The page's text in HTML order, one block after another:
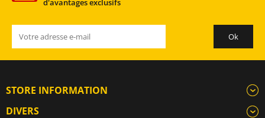
d'avantages exclusifs
STORE INFORMATION
DIVERS